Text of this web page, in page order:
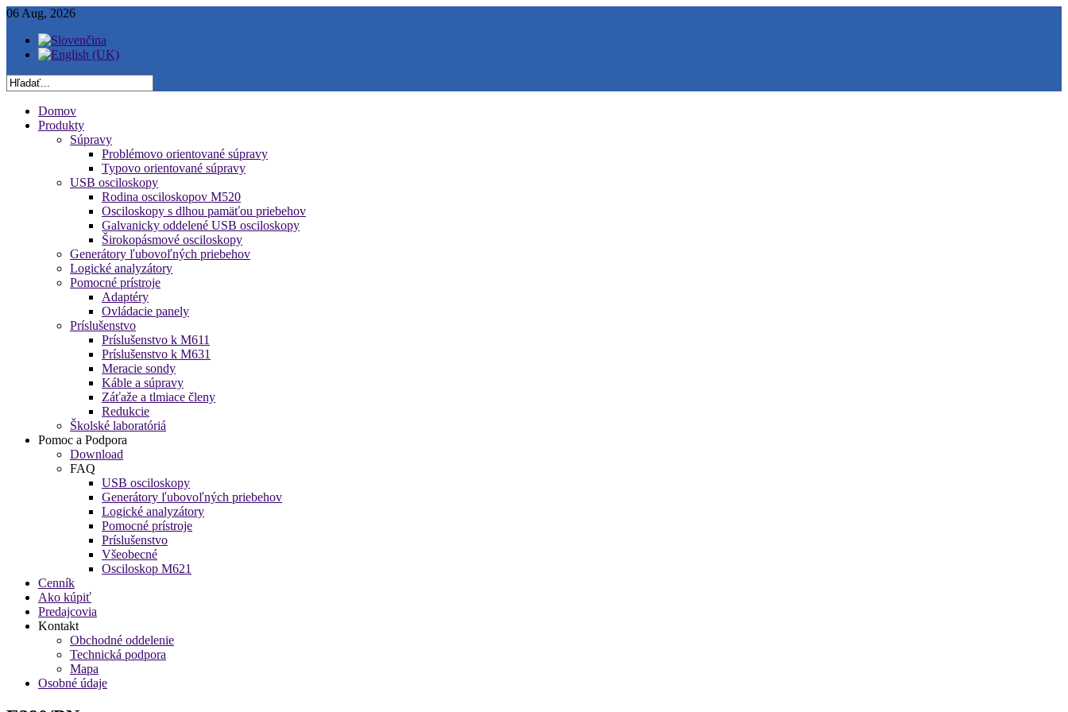
06 Aug, 2026
Domov
Produkty
Súpravy
Problémovo orientované súpravy
Typovo orientované súpravy
USB osciloskopy
Rodina osciloskopov M520
Osciloskopy s dlhou pamäťou priebehov
Galvanicky oddelené USB osciloskopy
Širokopásmové osciloskopy
Generátory ľubovoľných priebehov
Logické analyzátory
Pomocné prístroje
Adaptéry
Ovládacie panely
Príslušenstvo
Príslušenstvo k M611
Príslušenstvo k M631
Meracie sondy
Káble a súpravy
Záťaže a tlmiace členy
Redukcie
Školské laboratóriá
Pomoc a Podpora
Download
FAQ
USB osciloskopy
Generátory ľubovoľných priebehov
Logické analyzátory
Pomocné prístroje
Príslušenstvo
Všeobecné
Osciloskop M621
Cenník
Ako kúpiť
Predajcovia
Kontakt
Obchodné oddelenie
Technická podpora
Mapa
Osobné údaje